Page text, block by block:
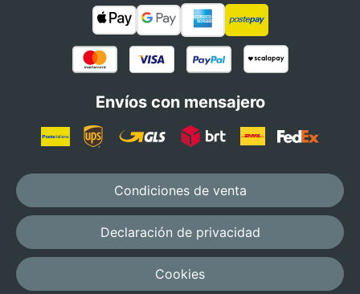
Envíos con mensajero
Condiciones de venta
Declaración de privacidad
Cookies